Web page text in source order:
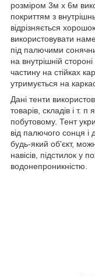
розміром 3м х 6м
покриттям з
відрізняється
використовувати
під палючими
на внутрішній
частину на стійках
утримується на
Дані тенти
товарів, складів і т.
побутовому. Тент
від палючого сонця і
будь-який об'єкт,
навісів, підстилок у
водонепроникністю.